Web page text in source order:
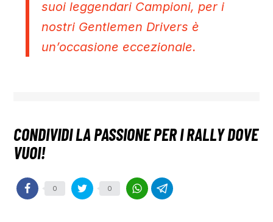
suoi leggendari Campioni, per i
nostri Gentlemen Drivers è
un’occasione eccezionale.
0 0